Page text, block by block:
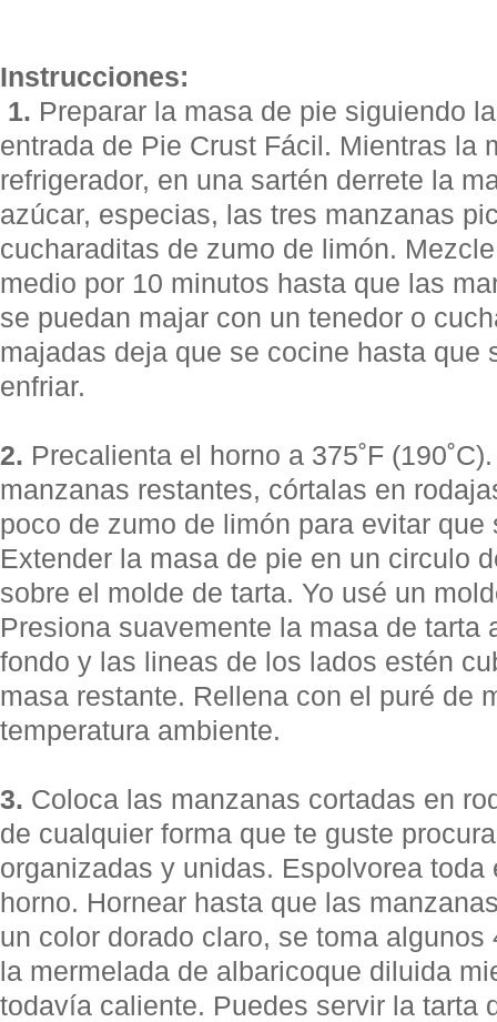
Instrucciones:
1. Preparar la masa de pie siguiendo
entrada de Pie Crust Fácil. Mientras la
refrigerador, en una sartén derrete la
azúcar, especias, las tres manzanas
cucharaditas de zumo de limón.
medio por 10 minutos hasta que las
se puedan majar con un tenedor o
majadas deja que se cocine hasta que
enfriar.
2. Precalienta el horno a 375˚F
manzanas restantes, córtalas en
poco de zumo de limón para evitar que
Extender la masa de pie en un circulo
sobre el molde de tarta. Yo usé un
Presiona suavemente la masa de tarta
fondo y las lineas de los lados estén
masa restante. Rellena con el puré de
temperatura ambiente.
3. Coloca las manzanas cortadas en
de cualquier forma que te guste
organizadas y unidas. Espolvorea
horno. Hornear hasta que las
un color dorado claro, se toma
la mermelada de albaricoque diluida
todavía caliente. Puedes servir la tarta